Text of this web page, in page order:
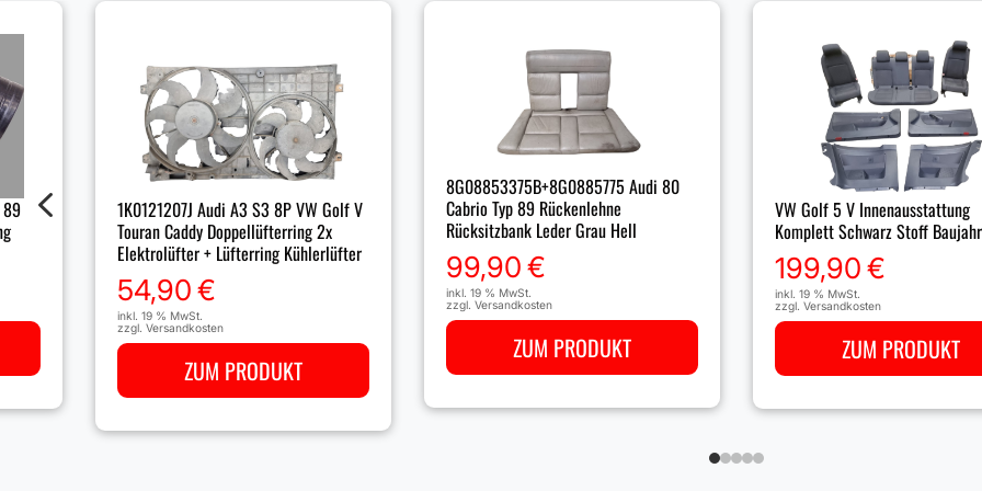
89
1K0121207J Audi A3 S3 8P VW Golf V
Touran Caddy Doppellüfterring 2x
Elektrolüfter + Lüfterring Kühlerlüfter
54,90€
inkl. 19 % MwSt.
zzgl. Versandkosten
ZUM PRODUKT
8G08853375B+8G0885775 Audi 80
Cabrio Typ 89 Rückenlehne
Rücksitzbank Leder Grau Hell
99,90€
inkl. 19 % MwSt.
zzgl. Versandkosten
ZUM PRODUKT
VW Golf 5 V Innenausstattung
Komplett Schwarz Stoff
199,90€
inkl. 19 % MwSt.
zzgl. Versandkosten
ZUM PRODUKT
4